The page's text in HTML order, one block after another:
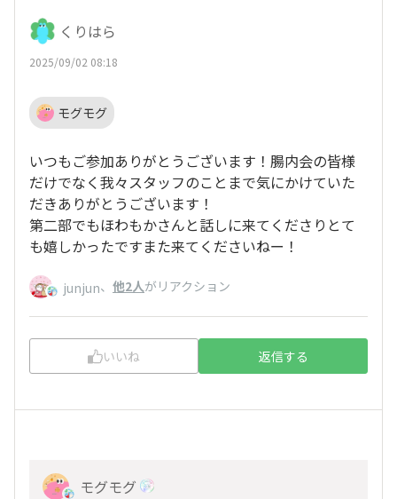
くりはら
2025/09/02 08:18
モグモグ
いつもご参加ありがとうございます！腸内会の皆様
だけでなく我々スタッフのことまで気にかけていた
だきありがとうございます！
第二部でもほわもかさんと話しに来てくださりとて
も嬉しかったですまた来てくださいねー！
junjun、 他2人がリアクション
いいね 返信する
モグモグ